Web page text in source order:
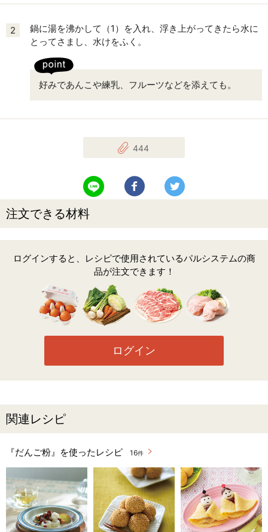
2
鍋に湯を沸かして（1）を入れ、浮き上がってきたら水に
とってさまし、水けをふく。
好みであんこや練乳、フルーツなどを添えても。
444
LINEで送る Facebookでシェアする
注文できる材料
ログインすると、レシピで使用されているパルシステムの商
品が注文できます！
ログイン
関連レシピ
『だんご粉』を使ったレシピ 16件